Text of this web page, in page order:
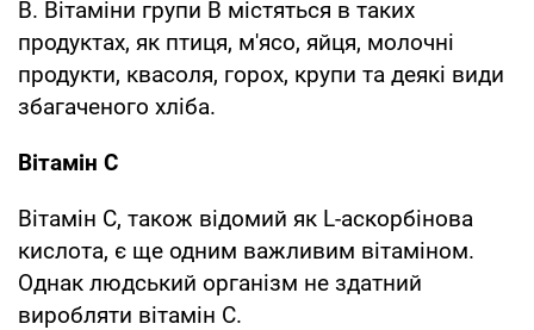
В. Вітаміни групи В містяться в таких
продуктах, як птиця, м'ясо, яйця, молочні
продукти, квасоля, горох, крупи та деякі види
збагаченого хліба.
Вітамін С
Вітамін С, також відомий як L-аскорбінова
кислота, є ще одним важливим вітаміном.
Однак людський організм не здатний
виробляти вітамін С.